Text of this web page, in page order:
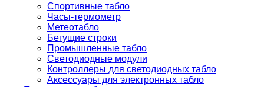
Спортивные табло
Часы-термометр
Метеотабло
Бегущие строки
Промышленные табло
Светодиодные модули
Контроллеры для светодиодных табло
Аксессуары для электронных табло